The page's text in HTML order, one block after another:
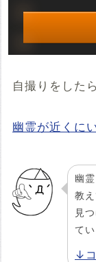
自撮りをした
幽霊が近くに
幽
教
見
て
↓